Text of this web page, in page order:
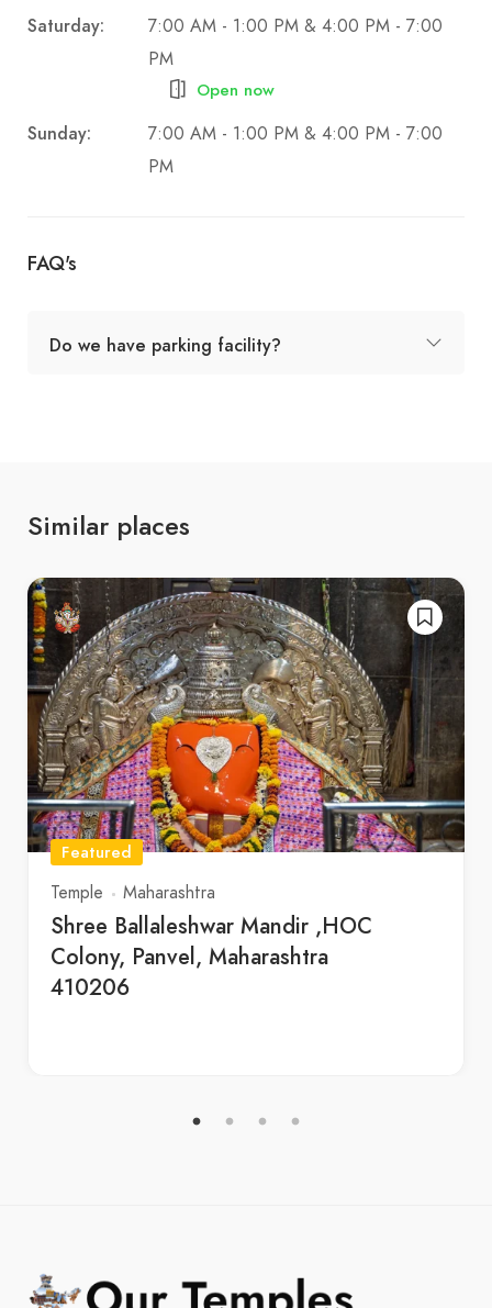
Saturday:
7:00 AM - 1:00 PM & 4:00 PM - 7:00
PM
Open now
Sunday:
7:00 AM - 1:00 PM & 4:00 PM - 7:00
PM
FAQ's
Do we have parking facility?
Similar places
Featured
Temple
Maharashtra
Shree Ballaleshwar Mandir ,HOC
Colony, Panvel, Maharashtra
410206